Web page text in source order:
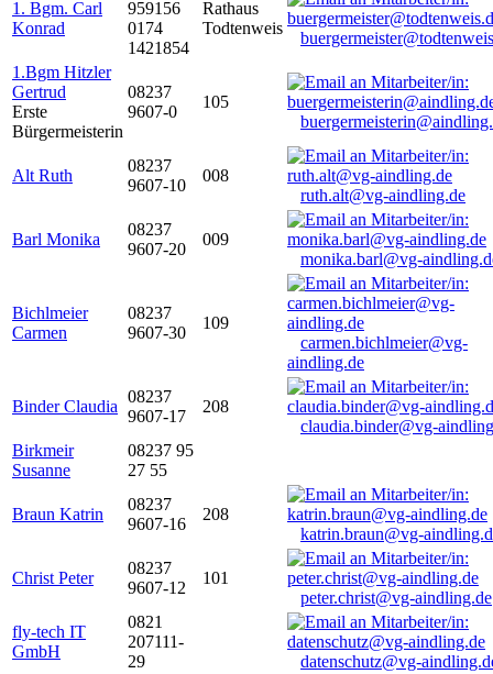
1. Bgm. Carl
Konrad
959156
0174
1421854
Rathaus
Todtenweis
1.Bgm Hitzler
Gertrud
Erste
Bürgermeisterin
08237
9607-0
105
Alt Ruth
08237
9607-10
008
ruth.alt@vg-aindling.de
Barl Monika
08237
9607-20
009
monika.barl@vg-
Bichlmeier
Carmen
08237
9607-30
109
carmen.bichlmeier@vg-
aindling.de
Binder Claudia
08237
9607-17
208
claudia.binder@vg-
Birkmeir
Susanne
08237 95
27 55
Braun Katrin
08237
9607-16
208
katrin.braun@vg-
Christ Peter
08237
9607-12
101
peter.christ@vg-aindling.de
fly-tech IT
GmbH
0821
207111-
29
datenschutz@vg-